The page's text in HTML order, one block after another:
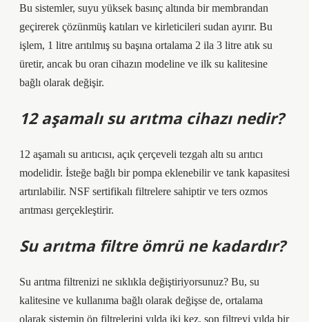
Bu sistemler, suyu yüksek basınç altında bir membrandan
geçirerek çözünmüş katıları ve kirleticileri sudan ayırır. Bu
işlem, 1 litre arıtılmış su başına ortalama 2 ila 3 litre atık su
üretir, ancak bu oran cihazın modeline ve ilk su kalitesine
bağlı olarak değişir.
12 aşamalı su arıtma cihazı nedir?
12 aşamalı su arıtıcısı, açık çerçeveli tezgah altı su arıtıcı
modelidir. İsteğe bağlı bir pompa eklenebilir ve tank kapasitesi
artırılabilir. NSF sertifikalı filtrelere sahiptir ve ters ozmos
arıtması gerçekleştirir.
Su arıtma filtre ömrü ne kadardır?
Su arıtma filtrenizi ne sıklıkla değiştiriyorsunuz? Bu, su
kalitesine ve kullanıma bağlı olarak değişse de, ortalama
olarak sistemin ön filtrelerini yılda iki kez, son filtreyi yılda bir